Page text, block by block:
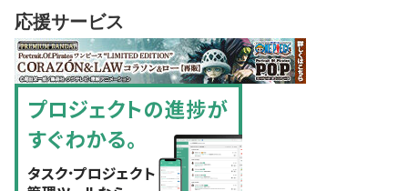
応援サービス